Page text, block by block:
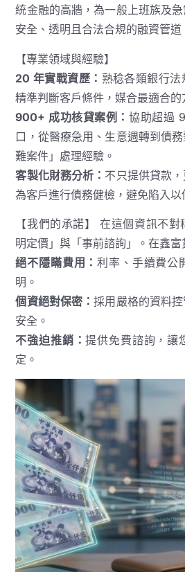
統金融的高牆，為一般上班族及
安全、透明且合法合規的融資管道
【專業領域與經驗】
20 年實戰資歷： 熟稔各類銀行
精準判斷客戶條件，媒合最適合的
900+ 成功核貸案例：協助超過
口，從醫療急用、生意週轉到債
難案件」處理經驗。
客製化財務分析： 不只提供貸款
為客戶進行債務健檢，避免陷入以
【我們的承諾】 在這個資訊不
明定價」與「事前諮詢」。在鑫富
絕不隱瞞費用：利率、手續費公
明。
個資絕對保密：採用嚴格的資料
安全。
不強迫推銷：提供免費諮詢，讓
定。